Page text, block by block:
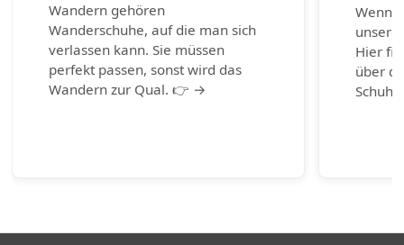
Wandern gehören
Wanderschuhe, auf die man sich
verlassen kann. Sie müssen
perfekt passen, sonst wird das
Wandern zur Qual. 👉 →
Wenn
Hier
über